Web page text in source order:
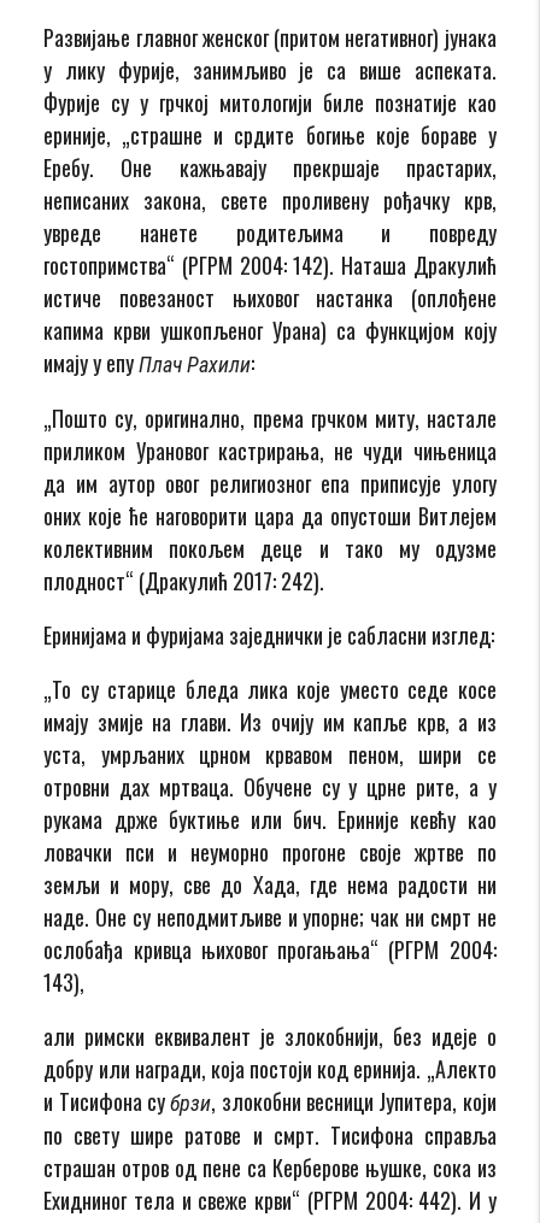
Развијање главног женског (притом негативног) јунака
у лику фурије, занимљиво је са више аспеката.
Фурије су у грчкој митологији биле познатије као
ериније, „страшне и срдите богиње које бораве у
Еребу. Оне кажњавају прекршаје прастарих,
неписаних закона, свете проливену рођачку крв,
увреде нанете родитељима и повреду
гостопримства“ (РГРМ 2004: 142). Наташа Дракулић
истиче повезаност њиховог настанка (оплођене
капима крви ушкопљеног Урана) са функцијом коју
имају у епуПлач Рахили:
„Пошто су, оригинално, према грчком миту, настале
приликом Урановог кастрирања, не чуди чињеница
да им аутор овог религиозног епа приписује улогу
оних које ће наговорити цара да опустоши Витлејем
колективним покољем деце и тако му одузме
плодност“ (Дракулић 2017: 242).
Еринијама и фуријама заједнички је сабласни изглед:
„То су старице бледа лика које уместо седе косе
имају змије на глави. Из очију им капље крв, а из
уста, умрљаних црном крвавом пеном, шири се
отровни дах мртваца. Обучене су у црне рите, а у
рукама држе буктиње или бич. Ериније кевћу као
ловачки пси и неуморно прогоне своје жртве по
земљи и мору, све до Хада, где нема радости ни
наде. Оне су неподмитљиве и упорне; чак ни смрт не
ослобађа кривца њиховог прогањања“ (РГРМ 2004:
143),
али римски еквивалент је злокобнији, без идеје о
добру или награди, која постоји код еринија. „Алекто
и Тисифона субрзи, злокобни весници Јупитера, који
по свету шире ратове и смрт. Тисифона справља
страшан отров од пене са Керберове њушке, сока из
Ехидниног тела и свеже крви“ (РГРМ 2004: 442). И у